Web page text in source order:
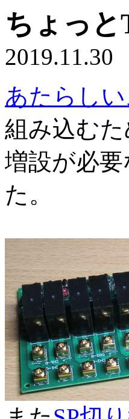
ちょっと
2019.11.30
あたらし
組み込む
増設が必
た。